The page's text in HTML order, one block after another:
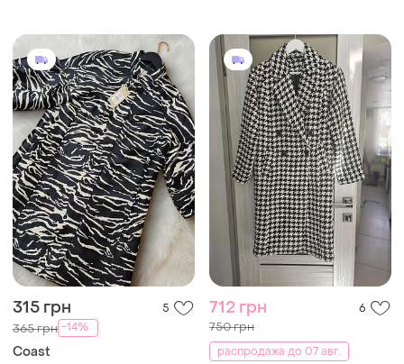
315 грн 5
365 грн -14%
Coast
712 грн 6
750 грн
распродажа до 07 авг.